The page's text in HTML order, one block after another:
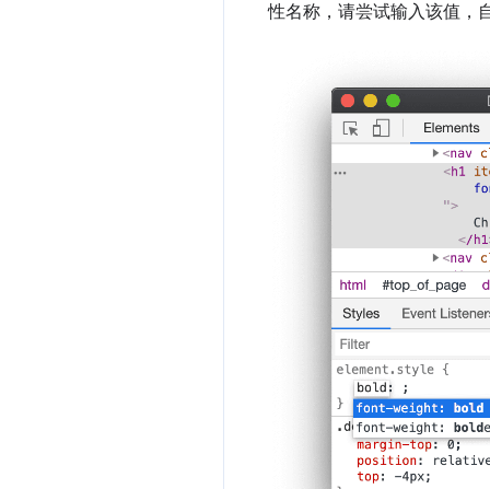
性名称，请尝试输入该值，